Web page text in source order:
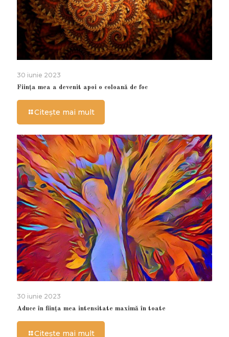
30 iunie 2023
Ființa mea a devenit apoi o coloană de foc
Citește mai mult
30 iunie 2023
Aduce în ființa mea intensitate maximă în toate
Citește mai mult